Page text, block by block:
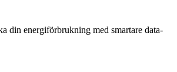
din energiförbrukning med smartare data-